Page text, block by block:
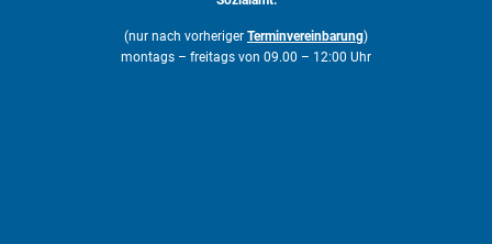
(nur nach vorheriger Terminvereinbarung)
montags – freitags von 09.00 – 12:00 Uhr